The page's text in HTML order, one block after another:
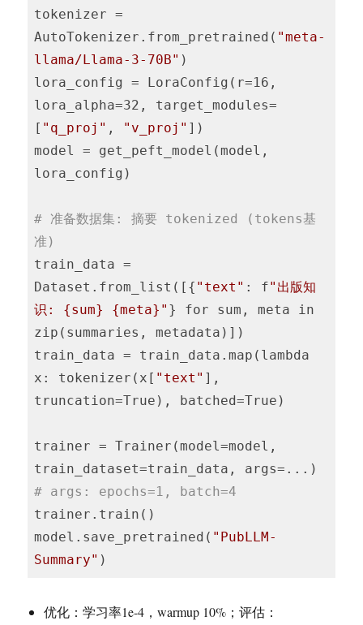
tokenizer =
AutoTokenizer.from_pretrained( "meta-
llama/Llama-3-70B" )
lora_config = LoraConfig(r=16,
lora_alpha=32, target_modules=
[ "q_proj" , "v_proj" ])
model = get_peft_model(model,
lora_config)
# 准备数据集: 摘要 tokenized (tokens基
准)
train_data =
Dataset.from_list([{ "text" : f"出版知
识: {sum} {meta}" } for sum, meta in
zip(summaries, metadata)])
train_data = train_data.map(lambda
x: tokenizer(x[ "text" ],
truncation=True), batched=True)
trainer = Trainer(model=model,
# args: epochs=1, batch=4
trainer.train()
model.save_pretrained( "PubLLM-
Summary" )
优化：学习率1e-4，warmup 10%；评估：